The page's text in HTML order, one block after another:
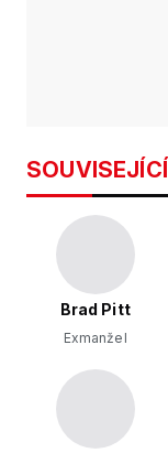
SOUVISEJÍCÍ
Brad Pitt
Exmanžel